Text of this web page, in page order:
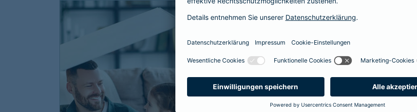
Vorteile der Barmenia-HYP
Barmenia-HYP ist ungebunden.
Barmenia-HYP kann durch den Zugriff auf
flexibel auf Ihre Wünsche reagieren.
Die Machbarkeit der Finanzierung zum